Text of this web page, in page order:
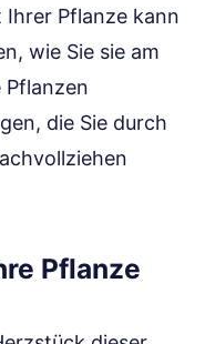
Ihrer Pflanze kann
wie Sie sie am
Pflanzen
die Sie durch
Pflanze